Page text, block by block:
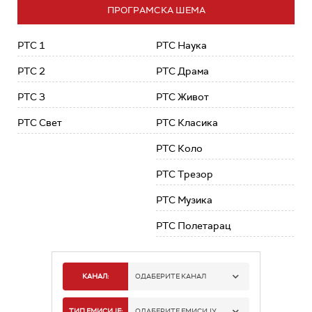
ПРОГРАМСКА ШЕМА
РТС 1
РТС 2
РТС 3
РТС Свет
РТС Наука
РТС Драма
РТС Живот
РТС Класика
РТС Коло
РТС Трезор
РТС Музика
РТС Полетарац
КАНАЛ: ОДАБЕРИТЕ КАНАЛ
РТС 1